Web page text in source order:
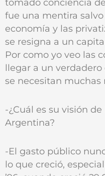
tomado conciencia
fue una mentira
economía y las
se resigna a un
Por como yo veo las
llegar a un
se necesitan muchas
-¿Cuál es su visión
Argentina?
-El gasto público
lo que creció,